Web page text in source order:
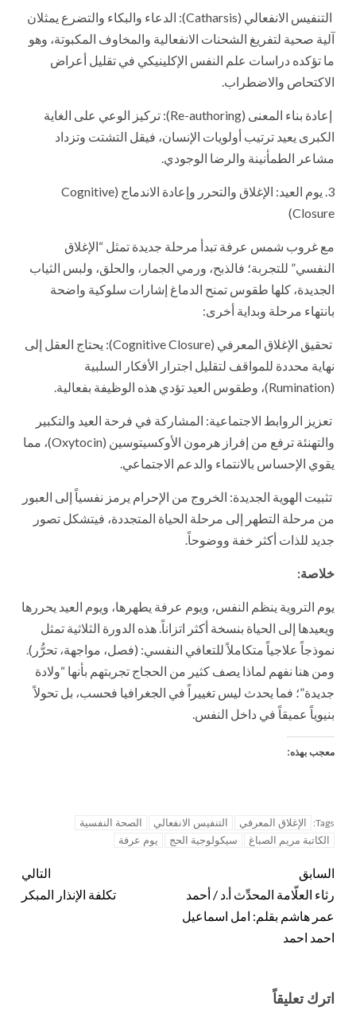
التنفيس الانفعالي (Catharsis): الدعاء والبكاء والتضرع يمثلان
آلية صحية لتفريغ الشحنات الانفعالية والمخاوف المكبوتة، وهو
ما تؤكده دراسات علم النفس الإكلينيكي في تقليل أعراض
الاكتحاص والاضطراب.
إعادة بناء المعنى (Re-authoring): تركيز الوعي على الغاية
الكبرى يعيد ترتيب أولويات الإنسان، فيقل التشتت وتزداد
مشاعر الطمأنينة والرضا الوجودي.
3. يوم العيد: الإغلاق والتحرر وإعادة الاندماج (Cognitive
Closure)
مع غروب شمس عرفة تبدأ مرحلة جديدة تمثل “الإغلاق
النفسي” للتجربة؛ فالذبح، ورمي الجمار، والحلق، ولبس الثياب
الجديدة، كلها طقوس تمنح الدماغ إشارات سلوكية واضحة
بانتهاء مرحلة وبداية أخرى:
تحقيق الإغلاق المعرفي (Cognitive Closure): يحتاج العقل إلى
نهاية محددة للمواقف لتقليل اجترار الأفكار السلبية
(Rumination)، وطقوس العيد تؤدي هذه الوظيفة بفعالية.
تعزيز الروابط الاجتماعية: المشاركة في فرحة العيد والتكبير
والتهنئة ترفع من إفراز هرمون الأوكسيتوسين (Oxytocin)، مما
يقوي الإحساس بالانتماء والدعم الاجتماعي.
تثبيت الهوية الجديدة: الخروج من الإحرام يرمز نفسياً إلى العبور
من مرحلة التطهر إلى مرحلة الحياة المتجددة، فيتشكل تصور
جديد للذات أكثر خفة ووضوحاً.
خلاصة:
يوم التروية ينظم النفس، ويوم عرفة يطهرها، ويوم العيد يحررها
ويعيدها إلى الحياة بنسخة أكثر اتزاناً. هذه الدورة الثلاثية تمثل
نموذجاً علاجياً متكاملاً للتعافي النفسي: (فصل، مواجهة، تحرُّر).
ومن هنا نفهم لماذا يصف كثير من الحجاج تجربتهم بأنها “ولادة
جديدة”؛ فما يحدث ليس تغييراً في الجغرافيا فحسب، بل تحولاً
بنيوياً عميقاً في داخل النفس.
معجب بهذه:
Tags: الإغلاق المعرفي التنفيس الانفعالي
الصحة النفسية
الكاتبة مريم الصباغ
سيكولوجية الحج يوم عرفة
السابق
رثاء العلّامة المحدِّث أ.د / أحمد
عمر هاشم بقلم: امل اسماعيل
احمد احمد
التالي
تكلفة الإنذار المبكر
اترك تعليقاً